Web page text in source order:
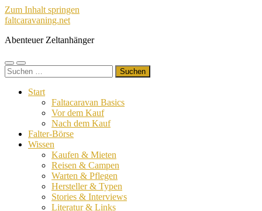
Zum Inhalt springen
faltcaravaning.net
Abenteuer Zeltanhänger
Mobile-
Menü
Suchfeld
ein-/ausblenden
Suchen
nach:
Start
Faltacaravan Basics
Vor dem Kauf
Nach dem Kauf
Falter-Börse
Wissen
Kaufen & Mieten
Reisen & Campen
Warten & Pflegen
Hersteller & Typen
Stories & Interviews
Literatur & Links